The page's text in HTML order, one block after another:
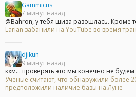
Gammicus
7 минут назад
@Bahron, у тебя шиза разошлась. Кроме
Larian забанили на YouTube во время
djikun
9 минут назад
кхм... проверять это мы конечно не будем
Учёные считают, что обнаружили более
предположили наличие базы на Луне